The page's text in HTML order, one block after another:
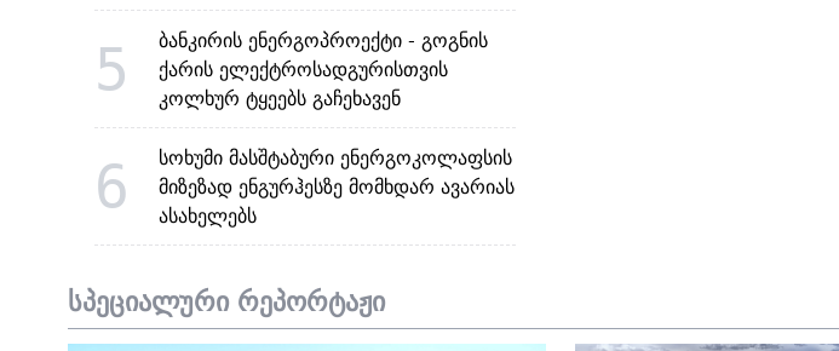
5
ბანკირის ენერგოპროექტი - გოგნის
ქარის ელექტროსადგურისთვის
კოლხურ ტყეებს გაჩეხავენ
6
სოხუმი მასშტაბური ენერგოკოლაფსის
მიზეზად ენგურჰესზე მომხდარ ავარიას
ასახელებს
სპეციალური რეპორტაჟი